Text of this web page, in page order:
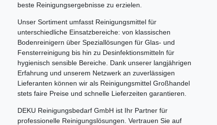
beste Reinigungsergebnisse zu erzielen.
Unser Sortiment umfasst Reinigungsmittel für
unterschiedliche Einsatzbereiche: von klassischen
Bodenreinigern über Speziallösungen für Glas- und
Fensterreinigung bis hin zu Desinfektionsmitteln für
hygienisch sensible Bereiche. Dank unserer langjährigen
Erfahrung und unserem Netzwerk an zuverlässigen
Lieferanten können wir als Reinigungsmittel Großhandel
stets faire Preise und schnelle Lieferzeiten garantieren.
DEKU Reinigungsbedarf GmbH ist Ihr Partner für
professionelle Reinigungslösungen. Vertrauen Sie auf